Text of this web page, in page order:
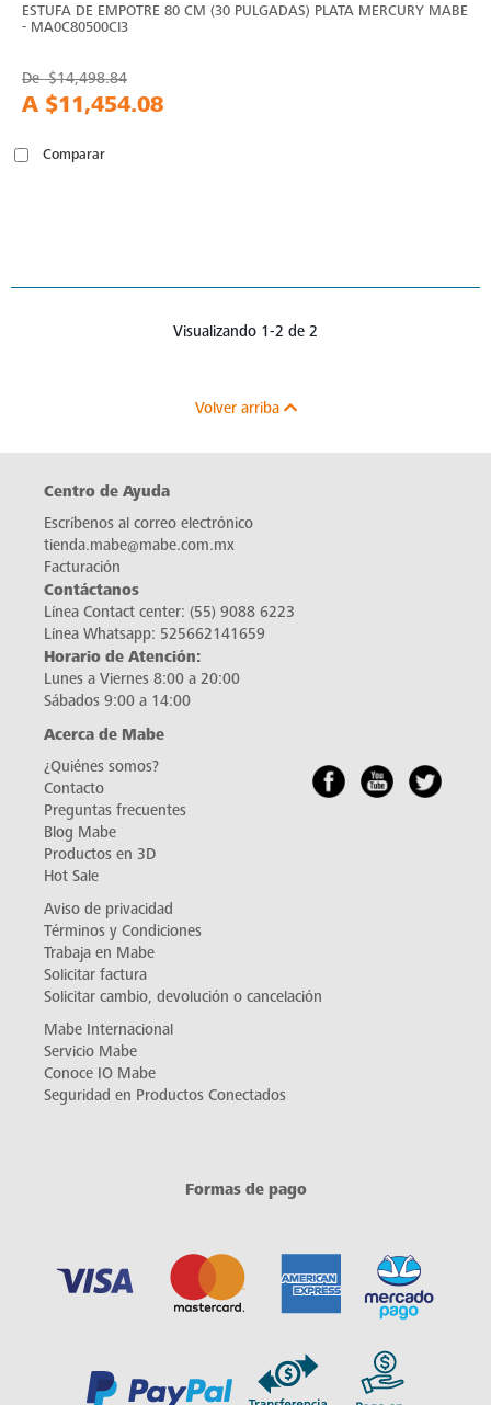
ESTUFA DE EMPOTRE 80 CM (30 PULGADAS) PLATA MERCURY MABE
- MA0C80500CI3
De$14,498.84
A $11,454.08
Comparar
Visualizando 1-2 de 2
Volver arriba
Centro de Ayuda
Escríbenos al correo electrónico
tienda.mabe@mabe.com.mx
Facturación
Contáctanos
Línea Contact center: (55) 9088 6223
Línea Whatsapp: 525662141659
Horario de Atención:
Lunes a Viernes 8:00 a 20:00
Sábados 9:00 a 14:00
Acerca de Mabe
¿Quiénes somos?
Contacto
Preguntas frecuentes
Blog Mabe
Productos en 3D
Hot Sale
Aviso de privacidad
Términos y Condiciones
Trabaja en Mabe
Solicitar factura
Solicitar cambio, devolución o cancelación
Mabe Internacional
Servicio Mabe
Conoce IO Mabe
Seguridad en Productos Conectados
Formas de pago